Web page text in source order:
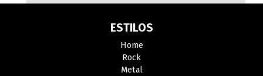
ESTILOS
Home
Rock
Metal